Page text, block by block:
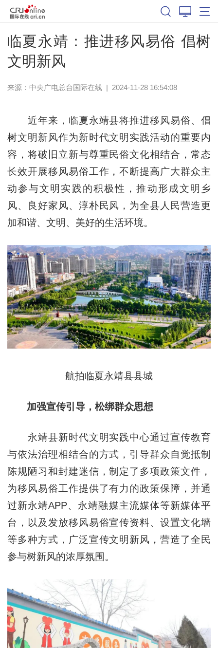
临夏永靖：推进移风易俗 倡树
文明新风
来源：中央广电总台国际在线| 2024-11-28 16:54:08
近年来，临夏永靖县将推进移风易俗、倡
树文明新风作为新时代文明实践活动的重要内
容，将破旧立新与尊重民俗文化相结合，常态
长效开展移风易俗工作，不断提高广大群众主
动参与文明实践的积极性，推动形成文明乡
风、良好家风、淳朴民风，为全县人民营造更
加和谐、文明、美好的生活环境。
航拍临夏永靖县县城
加强宣传引导，松绑群众思想
永靖县新时代文明实践中心通过宣传教育
与依法治理相结合的方式，引导群众自觉抵制
陈规陋习和封建迷信，制定了多项政策文件，
为移风易俗工作提供了有力的政策保障，并通
过新永靖APP、永靖融媒主流媒体等新媒体平
台，以及发放移风易俗宣传资料、设置文化墙
等多种方式，广泛宣传文明新风，营造了全民
参与树新风的浓厚氛围。